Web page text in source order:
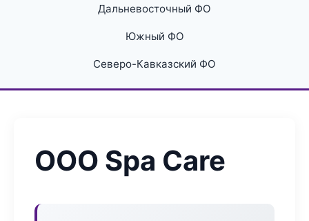
Дальневосточный ФО
Южный ФО
Северо-Кавказский ФО
ООО Spa Care